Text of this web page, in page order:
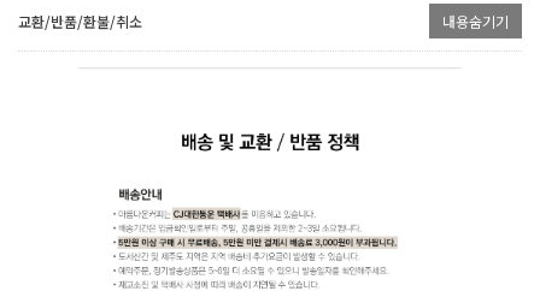
교환/반품/환불/취소 내용숨기기